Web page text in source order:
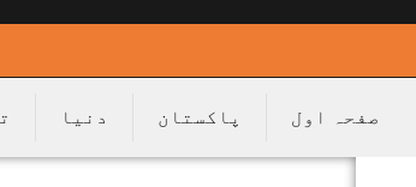
صفحہ اول پاکستان دنیا